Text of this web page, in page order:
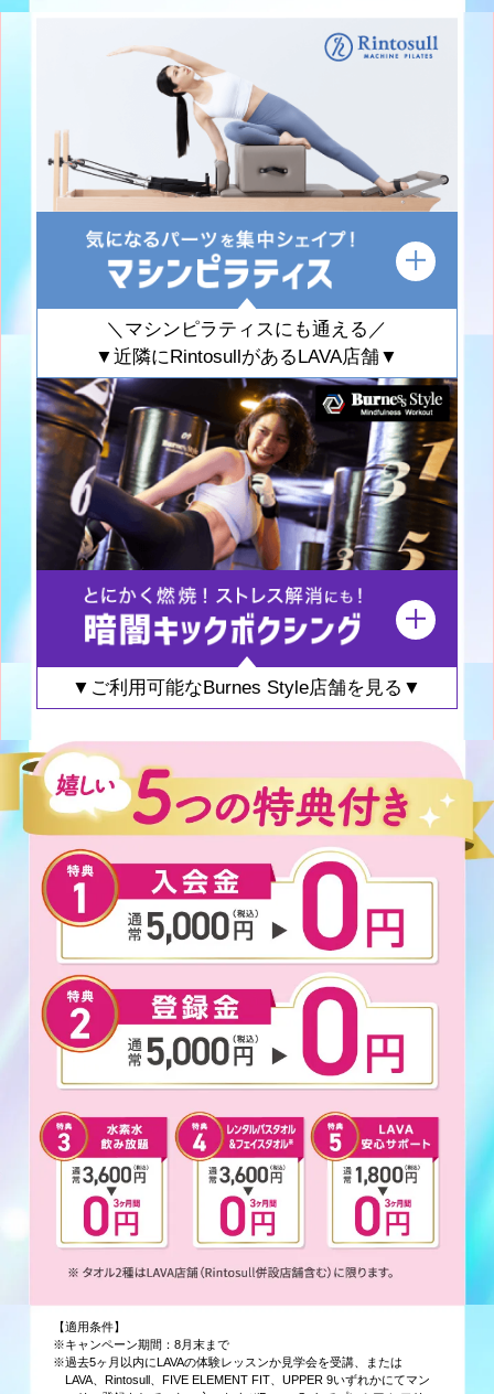
＼マシンピラティスにも通える／
▼近隣にRintosullがあるLAVA店舗▼
▼ご利用可能なBurnes Style店舗を見る▼
【適用条件】
※キャンペーン期間：8月末まで
※過去5ヶ月以内にLAVAの体験レッスンか見学会を受講、または
LAVA、Rintosull、FIVE ELEMENT FIT、UPPER 9いずれかにてマン